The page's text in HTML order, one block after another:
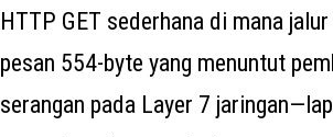
HTTP GET sederhana di mana
pesan 554-byte yang menuntut
serangan pada Layer 7